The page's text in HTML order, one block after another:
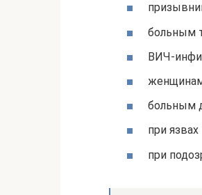
больным
ВИЧ-
больным
при
при